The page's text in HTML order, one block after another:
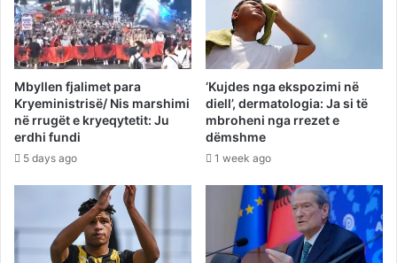
Mbyllen fjalimet para
Kryeministrisë/ Nis marshimi
në rrugët e kryeqytetit: Ju
erdhi fundi
5 days ago
‘Kujdes nga ekspozimi në
diell’, dermatologia: Ja si të
mbroheni nga rrezet e
dëmshme
1 week ago